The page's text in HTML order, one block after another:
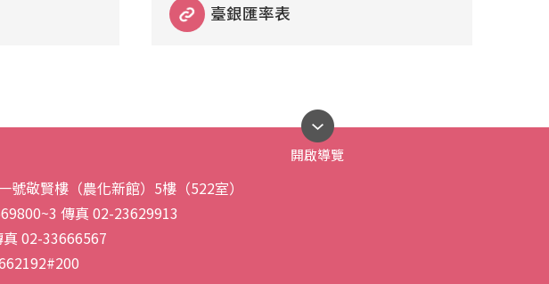
臺銀匯率表
開啟導覽
號敬賢樓（農化新館）5樓（522室）
傳真 02-23629913
02-33666567